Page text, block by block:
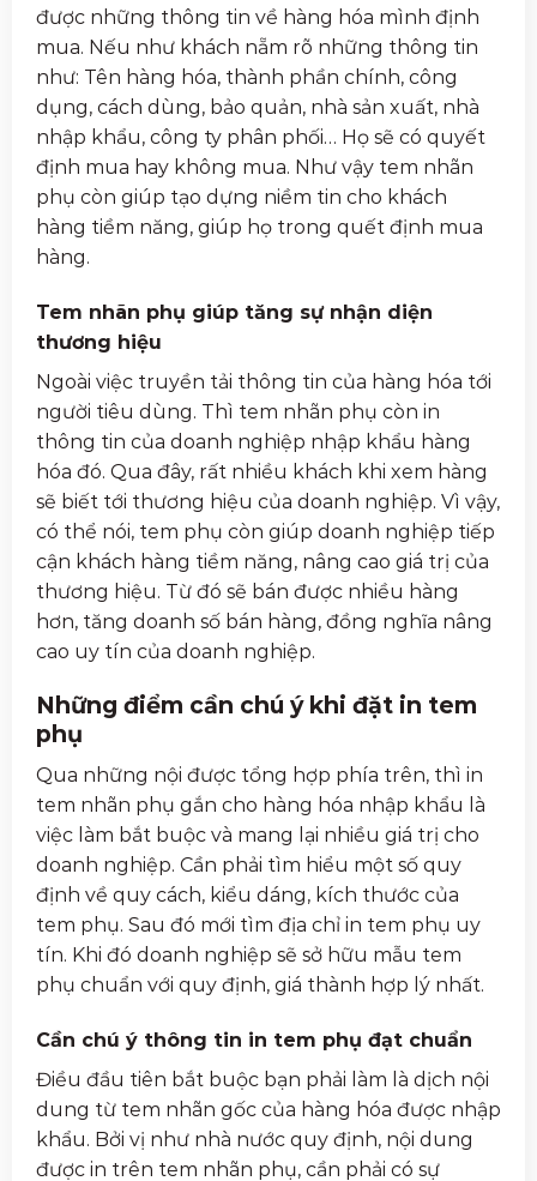
được những thông tin về hàng hóa mình định
mua. Nếu như khách nẵm rõ những thông tin
như: Tên hàng hóa, thành phần chính, công
dụng, cách dùng, bảo quản, nhà sản xuất, nhà
nhập khẩu, công ty phân phối… Họ sẽ có quyết
định mua hay không mua. Như vậy tem nhãn
phụ còn giúp tạo dựng niềm tin cho khách
hàng tiềm năng, giúp họ trong quết định mua
hàng.
Tem nhãn phụ giúp tăng sự nhận diện
thương hiệu
Ngoài việc truyền tải thông tin của hàng hóa tới
người tiêu dùng. Thì tem nhãn phụ còn in
thông tin của doanh nghiệp nhập khẩu hàng
hóa đó. Qua đây, rất nhiều khách khi xem hàng
sẽ biết tới thương hiệu của doanh nghiệp. Vì vậy,
có thể nói, tem phụ còn giúp doanh nghiệp tiếp
cận khách hàng tiềm năng, nâng cao giá trị của
thương hiệu. Từ đó sẽ bán được nhiều hàng
hơn, tăng doanh số bán hàng, đồng nghĩa nâng
cao uy tín của doanh nghiệp.
Những điểm cần chú ý khi đặt in tem
phụ
Qua những nội được tổng hợp phía trên, thì in
tem nhãn phụ gắn cho hàng hóa nhập khẩu là
việc làm bắt buộc và mang lại nhiều giá trị cho
doanh nghiệp. Cần phải tìm hiểu một số quy
định về quy cách, kiểu dáng, kích thước của
tem phụ. Sau đó mới tìm địa chỉ in tem phụ uy
tín. Khi đó doanh nghiệp sẽ sở hữu mẫu tem
phụ chuẩn với quy định, giá thành hợp lý nhất.
Cần chú ý thông tin in tem phụ đạt chuẩn
Điều đầu tiên bắt buộc bạn phải làm là dịch nội
dung từ tem nhãn gốc của hàng hóa được nhập
khẩu. Bởi vị như nhà nước quy định, nội dung
được in trên tem nhãn phụ, cần phải có sự